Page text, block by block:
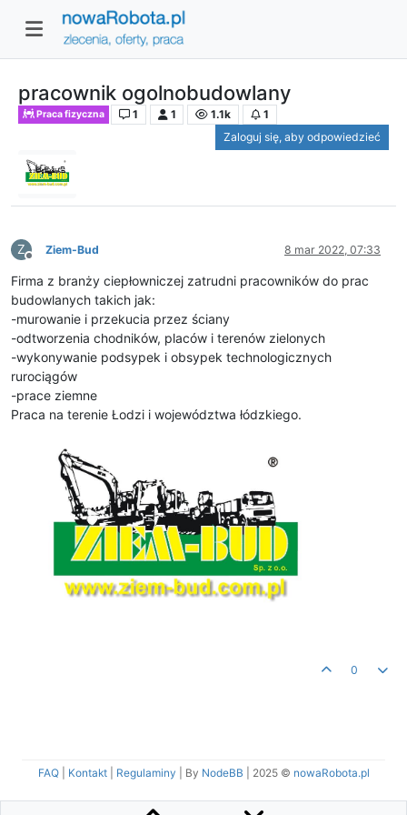
pracownik ogolnobudowlany
Praca fizyczna 1 1 1.1k
1
Zaloguj się, aby odpowiedzieć
Z
Niedostępny
Ziem-Bud 8 mar 2022, 07:33
Firma z branży ciepłowniczej zatrudni pracowników do prac
budowlanych takich jak:
-murowanie i przekucia przez ściany
-odtworzenia chodników, placów i terenów zielonych
-wykonywanie podsypek i obsypek technologicznych
rurociągów
-prace ziemne
Praca na terenie Łodzi i województwa łódzkiego.
0
FAQ| Kontakt| Regulaminy | By NodeBB 2025 © nowaRobota.pl